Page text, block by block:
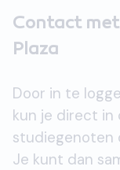
Contact
Plaza
Door in te
kun je direct
studiegenoten
Je kunt dan